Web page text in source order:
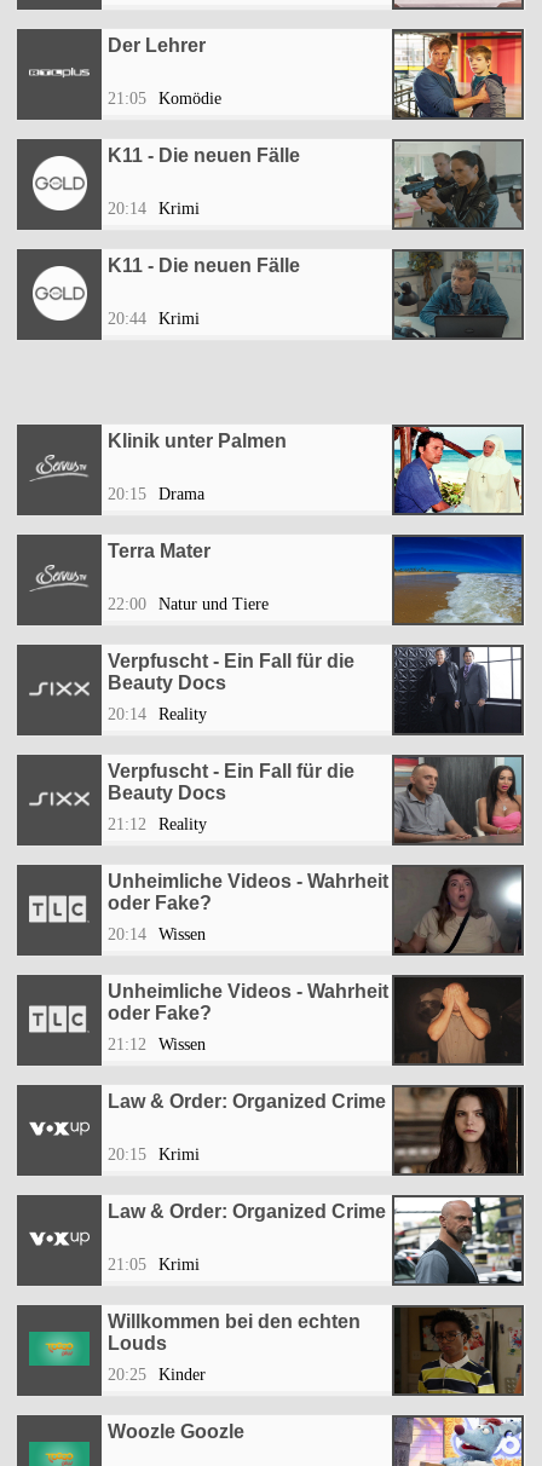
Der Lehrer
21:05 Komödie
K11 - Die neuen Fälle
20:14 Krimi
K11 - Die neuen Fälle
20:44 Krimi
Klinik unter Palmen
20:15 Drama
Terra Mater
22:00 Natur und Tiere
Verpfuscht - Ein Fall für die
Beauty Docs
20:14 Reality
Verpfuscht - Ein Fall für die
Beauty Docs
21:12 Reality
Unheimliche Videos - Wahrheit
oder Fake?
20:14 Wissen
Unheimliche Videos - Wahrheit
oder Fake?
21:12 Wissen
Law & Order: Organized Crime
20:15 Krimi
Law & Order: Organized Crime
21:05 Krimi
Willkommen bei den echten
Louds
20:25 Kinder
Woozle Goozle